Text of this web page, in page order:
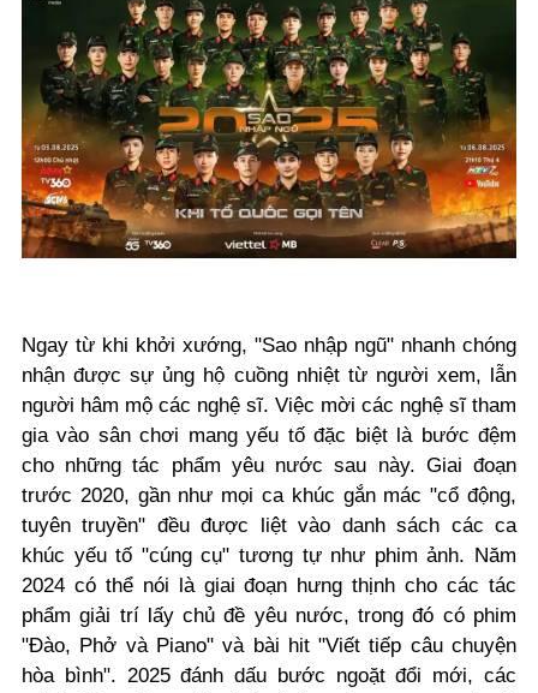
Ngay từ khi khởi xướng, "Sao nhập ngũ" nhanh chóng
nhận được sự ủng hộ cuồng nhiệt từ người xem, lẫn
người hâm mộ các nghệ sĩ. Việc mời các nghệ sĩ tham
gia vào sân chơi mang yếu tố đặc biệt là bước đệm
cho những tác phẩm yêu nước sau này. Giai đoạn
trước 2020, gần như mọi ca khúc gắn mác "cổ động,
tuyên truyền" đều được liệt vào danh sách các ca
khúc yếu tố "cúng cụ" tương tự như phim ảnh. Năm
2024 có thể nói là giai đoạn hưng thịnh cho các tác
phẩm giải trí lấy chủ đề yêu nước, trong đó có phim
"Đào, Phở và Piano" và bài hit "Viết tiếp câu chuyện
hòa bình". 2025 đánh dấu bước ngoặt đổi mới, các